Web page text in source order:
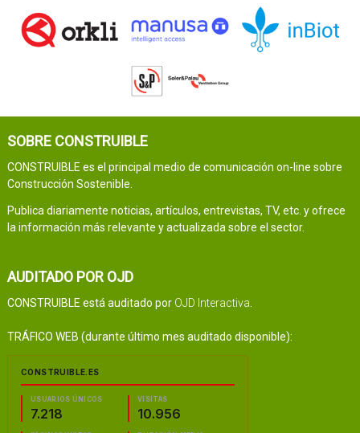
SOBRE CONSTRUIBLE
CONSTRUIBLE es el principal medio de comunicación on-line sobre
Construcción Sostenible.
Publica diariamente noticias, artículos, entrevistas, TV, etc. y ofrece
la información más relevante y actualizada sobre el sector.
AUDITADO POR OJD
CONSTRUIBLE está auditado por OJD Interactiva.
TRÁFICO WEB (durante último mes auditado disponible):